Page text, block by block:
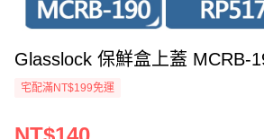
Glasslock 保鮮盒上蓋 MCRB-
宅配滿NT$199免運